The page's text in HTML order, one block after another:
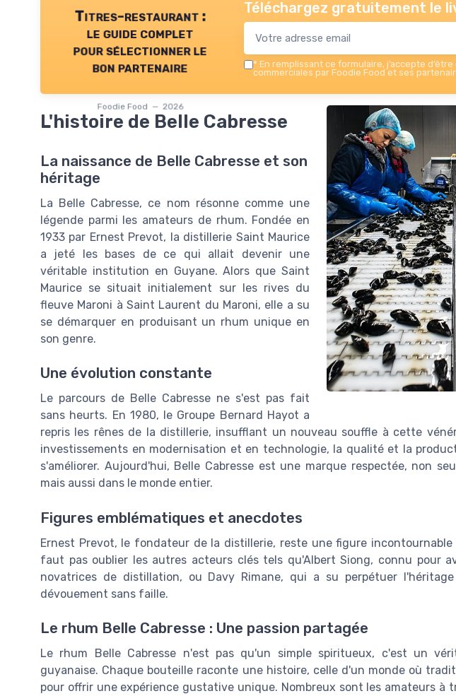
Titres-restaurant :
le guide complet
pour sélectionner le
bon partenaire
Foodie Food — 2026
Téléchargez gratuitement le
* En remplissant ce formulaire, j’accepte
commerciales par Foodie Food et ses
L'histoire de Belle Cabresse
La naissance de Belle Cabresse et son
héritage
La Belle Cabresse, ce nom résonne comme une
légende parmi les amateurs de rhum. Fondée en
1933 par Ernest Prevot, la distillerie Saint Maurice
a jeté les bases de ce qui allait devenir une
véritable institution en Guyane. Alors que Saint
Maurice se situait initialement sur les rives du
fleuve Maroni à Saint Laurent du Maroni, elle a su
se démarquer en produisant un rhum unique en
son genre.
Une évolution constante
Le parcours de Belle Cabresse ne s'est pas fait
sans heurts. En 1980, le Groupe Bernard Hayot a
repris les rênes de la distillerie, insufflant un nouveau souffle à cette
investissements en modernisation et en technologie, la qualité et la
s'améliorer. Aujourd'hui, Belle Cabresse est une marque respectée, non
mais aussi dans le monde entier.
Figures emblématiques et anecdotes
Ernest Prevot, le fondateur de la distillerie, reste une figure
faut pas oublier les autres acteurs clés tels qu'Albert Siong, connu pour
novatrices de distillation, ou Davy Rimane, qui a su perpétuer
dévouement sans faille.
Le rhum Belle Cabresse : Une passion partagée
Le rhum Belle Cabresse n'est pas qu'un simple spiritueux, c'est un
guyanaise. Chaque bouteille raconte une histoire, celle d'un monde où
pour offrir une expérience gustative unique. Nombreux sont les amateurs à